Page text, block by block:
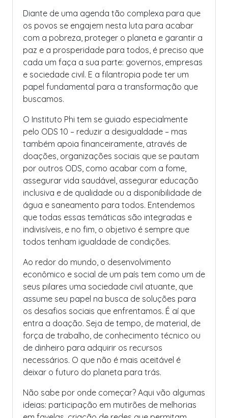
Diante de uma agenda tão complexa para que
os povos se engajem nesta luta para acabar
com a pobreza, proteger o planeta e garantir a
paz e a prosperidade para todos, é preciso que
cada um faça a sua parte: governos, empresas
e sociedade civil. E a filantropia pode ter um
papel fundamental para a transformação que
buscamos.
O Instituto Phi tem se guiado especialmente
pelo ODS 10 – reduzir a desigualdade – mas
também apoia financeiramente, através de
doações, organizações sociais que se pautam
por outros ODS, como acabar com a fome,
assegurar vida saudável, assegurar educação
inclusiva e de qualidade ou a disponibilidade de
água e saneamento para todos. Entendemos
que todas essas temáticas são integradas e
indivisíveis, e no fim, o objetivo é sempre que
todos tenham igualdade de condições.
Ao redor do mundo, o desenvolvimento
econômico e social de um país tem como um de
seus pilares uma sociedade civil atuante, que
assume seu papel na busca de soluções para
os desafios sociais que enfrentamos. É aí que
entra a doação. Seja de tempo, de material, de
força de trabalho, de conhecimento técnico ou
de dinheiro para adquirir os recursos
necessários. O que não é mais aceitável é
deixar o futuro do planeta para trás.
Não sabe por onde começar? Aqui vão algumas
ideias: participação em mutirões de melhorias